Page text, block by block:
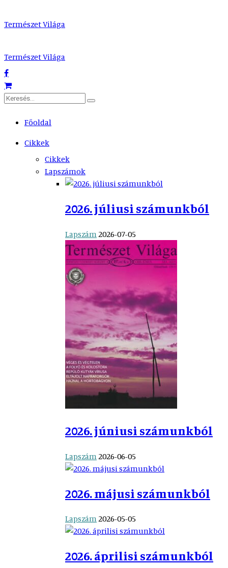
Természet Világa
Természet Világa
Főoldal
Cikkek
Cikkek
Lapszámok
2026. júliusi számunkból
Lapszám 2026-07-05
2026. júniusi számunkból
Lapszám 2026-06-05
2026. májusi számunkból
Lapszám2026-05-05
2026. áprilisi számunkból